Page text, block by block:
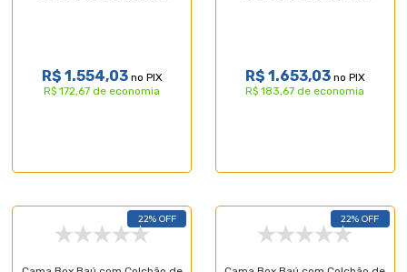
R$ 1.554,03no PIX
R$ 172,67 de economia
R$ 1.653,03no PIX
R$ 183,67 de economia
22% OFF 22% OFF